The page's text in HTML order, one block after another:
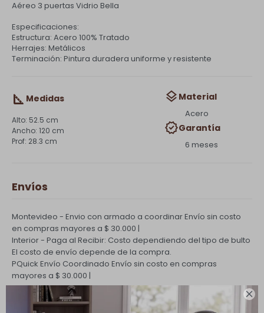

Aéreo 3 puertas Vidrio Bella
Especificaciones:
Estructura: Acero 100% Tratado
Herrajes: Metálicos
Terminación: Pintura duradera uniforme y resistente
Medidas
52.5 cm
120 cm
28.3 cm
Material
Acero
Garantía
6 meses
Envíos
Montevideo - Envio con armado a coordinarEnvío sin costo
en compras mayores a $ 30.000 |
Interior - Paga al Recibir: Costo dependiendo del tipo de bulto
El costo de envío depende de la compra.
PQuick Envío Coordinado Envío sin costo en compras
mayores a $ 30.000 |
Cambios y Devoluciones